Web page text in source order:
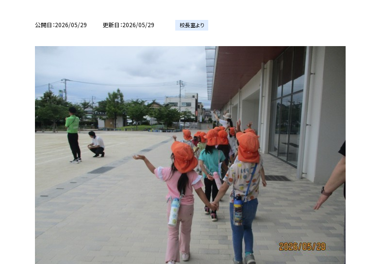
公開日 2026/05/29 更新日 2026/05/29 校長室より